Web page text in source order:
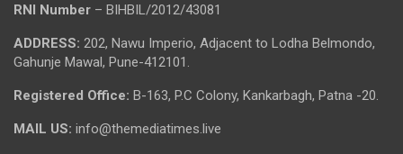
RNI Number – BIHBIL/2012/43081
ADDRESS: 202, Nawu Imperio, Adjacent to Lodha Belmondo,
Gahunje Mawal, Pune-412101.
Registered Office: B-163, P.C Colony, Kankarbagh, Patna -20.
MAIL US: info@themediatimes.live